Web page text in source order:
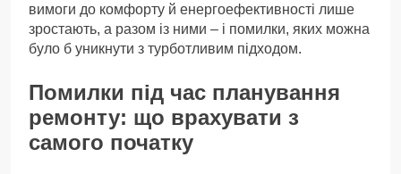
вимоги до комфорту й енергоефективності лише
зростають, а разом із ними – і помилки, яких можна
було б уникнути з турботливим підходом.
Помилки під час планування
ремонту: що врахувати з
самого початку